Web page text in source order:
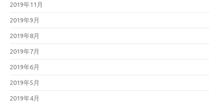
2019年11月
2019年9月
2019年8月
2019年7月
2019年6月
2019年5月
2019年4月